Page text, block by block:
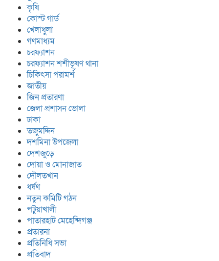
কৃষি
কোস্ট গার্ড
খেলাধুলা
গণমাধ্যম
চরফ্যাশন
চরফ্যাশন শশীভূষণ থানা
চিকিৎসা পরামর্শ
জাতীয়
জিন প্রতারণা
জেলা প্রশাসন ভোলা
ঢাকা
তজুমদ্দিন
দশমিনা উপজেলা
দেশজুড়ে
দোয়া ও মোনাজাত
দৌলতখান
ধর্ষণ
নতুন কমিটি গঠন
পটুয়াখালী
পাতারহাট মেহেন্দিগঞ্জ
প্রতারনা
প্রতিনিধি সভা
প্রতিবাদ